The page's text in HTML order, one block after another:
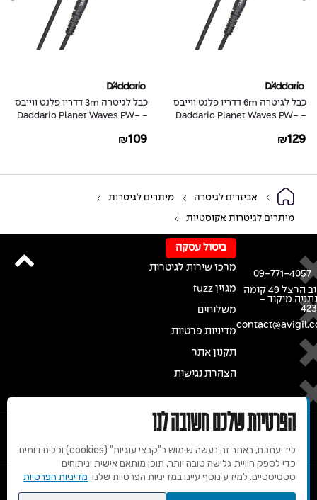
כבל לגיטרה 6m דדריו פלנט ווייבס
- Daddario Planet Waves PW-
₪129
כבל לגיטרה 3m דדריו פלנט ווייבס
- Daddario Planet Waves PW-
₪109
אביזרים לגיטרה מיתרים לגיטרות
מיתרים לגיטרות אקוסטיות
רחוב הרצל 49 קומה
מיקוד -
09-771-4057
ביטול עסקה
מרכז שירות לגיטרות
מגזין fuzz
משלוחים
מדיניות פרטיות
תקנון אתר
הצהרת נגישות
הפרטיות שלכם חשובה לנו
לידיעתכם, באתר זה נעשה שימוש ב"קבצי עוגיות" (cookies) וכלים דומים
כדי לספק חוויית גלישה טובה יותר, תוכן מותאם אישית וניתוחים
סטטיסטיים. למידע נוסף עיינו במדיניות הפרטיות שלנו. מדיניות הפרטיות